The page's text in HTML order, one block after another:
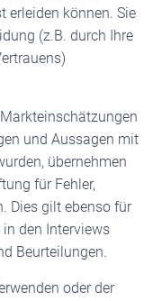
erleiden können. Sie
(z.B. durch Ihre
und Aussagen mit
übernehmen
für Fehler,
Dies gilt ebenso für
den Interviews
Beurteilungen.
oder der